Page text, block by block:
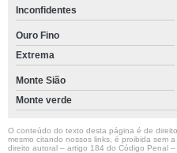
Inconfidentes
Ouro Fino
Extrema
Monte Sião
Monte verde
O conteúdo do texto desta página é de
mesmo citando nossos links, é proibida sem
direito autoral – artigo 184 do Código Penal –